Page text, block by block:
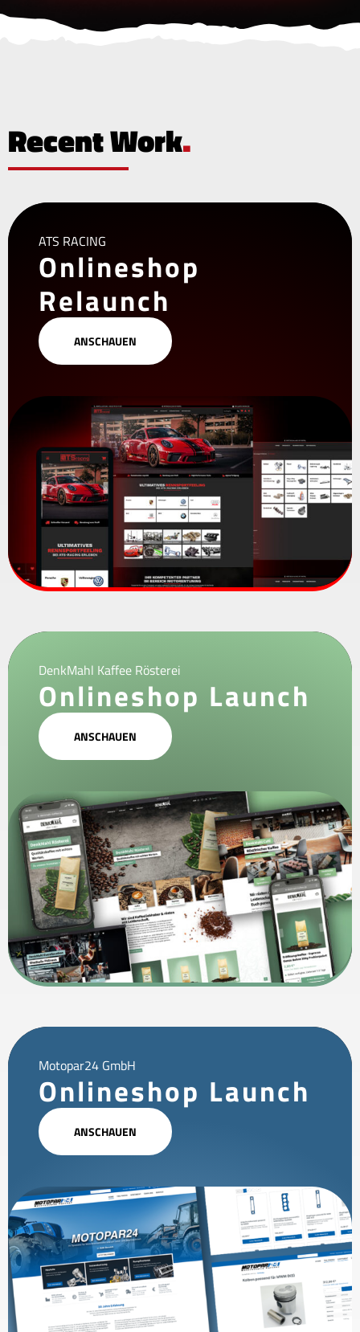
Recent Work.
ATS RACING
Onlineshop
Relaunch
ANSCHAUEN
DenkMahl Kaffee Rösterei
Onlineshop Launch
ANSCHAUEN
Motopar24 GmbH
Onlineshop Launch
ANSCHAUEN